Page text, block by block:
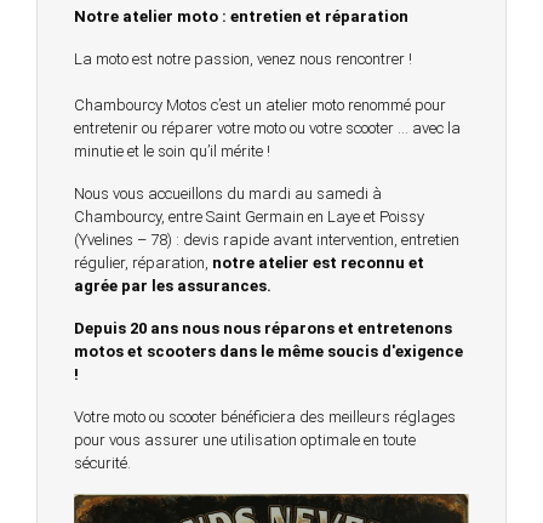
Notre atelier moto : entretien et réparation
La moto est notre passion, venez nous rencontrer !
Chambourcy Motos c’est un atelier moto renommé pour
entretenir ou réparer votre moto ou votre scooter … avec la
minutie et le soin qu’il mérite !
Nous vous accueillons du mardi au samedi à
Chambourcy, entre Saint Germain en Laye et Poissy
(Yvelines – 78) : devis rapide avant intervention, entretien
régulier, réparation, notre atelier est reconnu et
agrée par les assurances.
Depuis 20 ans nous nous réparons et entretenons
motos et scooters dans le même soucis d'exigence
!
Votre moto ou scooter bénéficiera des meilleurs réglages
pour vous assurer une utilisation optimale en toute
sécurité.